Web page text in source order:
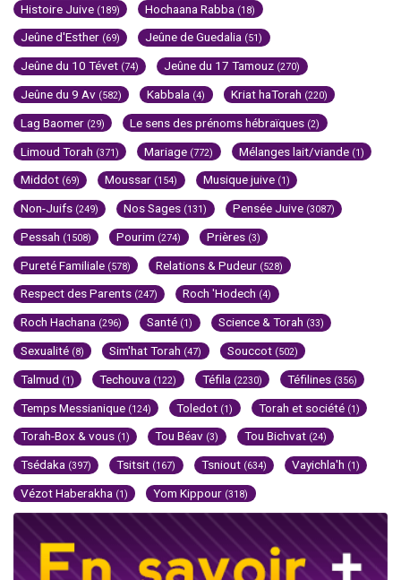
Histoire Juive (189) Hochaana Rabba (18)
Jeûne d'Esther (69) Jeûne de Guedalia (51)
Jeûne du 10 Tévet (74) Jeûne du 17 Tamouz (270)
Jeûne du 9 Av (582) Kabbala (4) Kriat haTorah (220)
Lag Baomer (29) Le sens des prénoms hébraïques (2)
Limoud Torah (371) Mariage (772) Mélanges lait/viande (1)
Middot (69) Moussar (154) Musique juive (1)
Non-Juifs (249) Nos Sages (131) Pensée Juive (3087)
Pessah (1508) Pourim (274) Prières (3)
Pureté Familiale (578) Relations & Pudeur (528)
Respect des Parents (247) Roch 'Hodech (4)
Roch Hachana (296) Santé (1) Science & Torah (33)
Sexualité (8) Sim'hat Torah (47) Souccot (502)
Talmud (1) Techouva (122) Téfila (2230) Téfilines (356)
Temps Messianique (124) Toledot (1) Torah et société (1)
Torah-Box & vous (1) Tou Béav (3) Tou Bichvat (24)
Tsédaka (397) Tsitsit (167) Tsniout (634) Vayichla'h (1)
Vézot Haberakha (1) Yom Kippour (318)